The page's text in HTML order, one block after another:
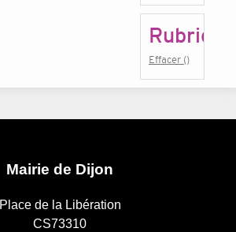
Rubrique
Effacer ()
Mairie de Dijon
Place de la Libération
CS73310